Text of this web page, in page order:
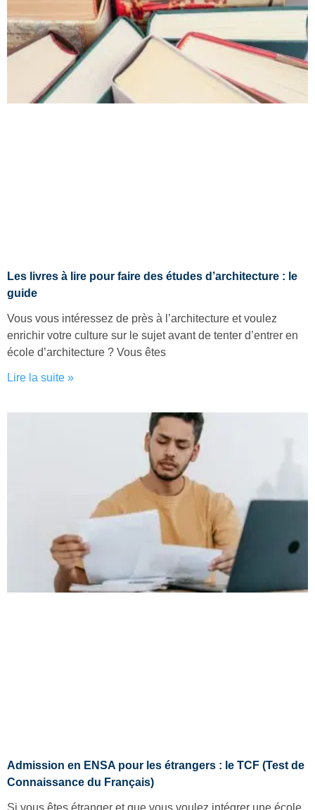
Les livres à lire pour faire des études d’architecture : le
guide
Vous vous intéressez de près à l’architecture et voulez
enrichir votre culture sur le sujet avant de tenter d’entrer en
école d’architecture ? Vous êtes
Lire la suite »
Admission en ENSA pour les étrangers : le TCF (Test de
Connaissance du Français)
Si vous êtes étranger et que vous voulez intégrer une école